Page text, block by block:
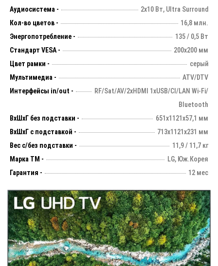
Аудиосистема -
2х10 Вт, Ultra Surround
Кол-во цветов -
16,8 млн.
Энергопотребление -
135 / 0,5 Вт
Стандарт VESA -
200х200 мм
Цвет рамки -
серый
Мультимедиа -
ATV/DTV
Интерфейсы in/out -
RF/Sat/AV/2xHDMI 1xUSB/CI/LAN Wi-Fi/
Bluetooth
ВхШхГ без подставки -
651х1121х57,1 мм
ВхШхГ с подставкой -
713х1121х231 мм
Вес с/без подставки -
11,9 / 11,7 кг
Марка ТМ -
LG, Юж.Корея
Гарантия -
12 мес